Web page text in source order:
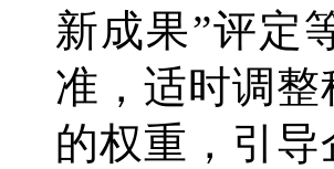
新成果”评定
准，适时调
的权重，引